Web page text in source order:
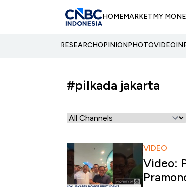
HOMEMARKETMY
RESEARCHOPINIONPHOTOVIDEO
#pilkada jakarta
VIDEO
Video: